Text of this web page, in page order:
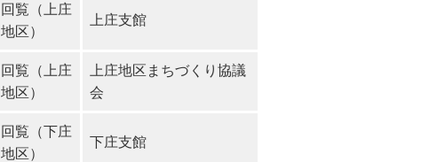
回覧（上庄
地区）
上庄支館
回覧（上庄
地区）
上庄地区まちづくり協議
会
回覧（下庄
地区）
下庄支館